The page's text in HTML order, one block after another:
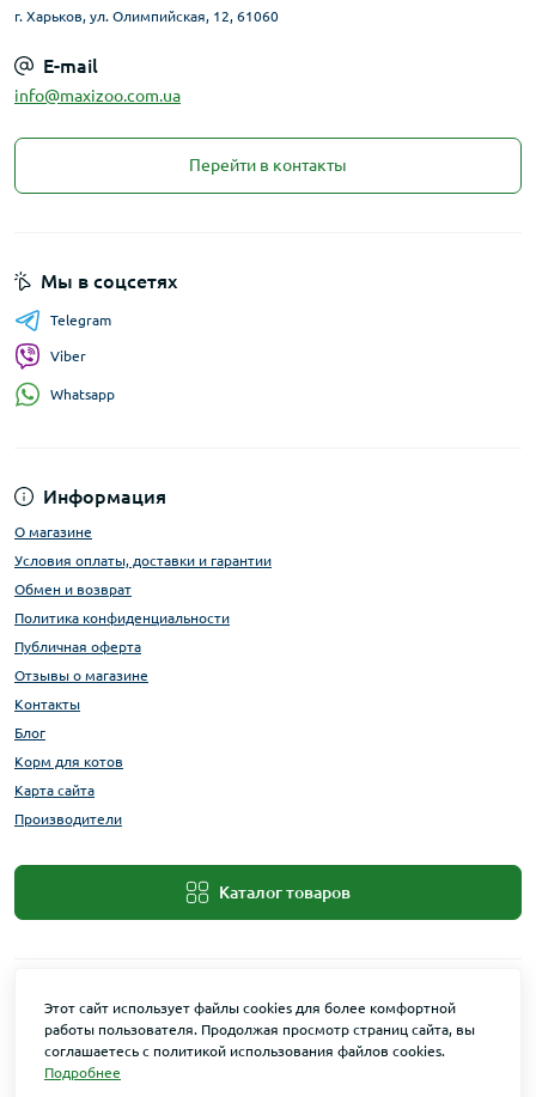
г. Харьков, ул. Олимпийская, 12, 61060
E-mail
info@maxizoo.com.ua
Перейти в контакты
Информация
О магазине
Условия оплаты, доставки и гарантии
Обмен и возврат
Политика конфиденциальности
Публичная оферта
Отзывы о магазине
Контакты
Блог
Корм для котов
Карта сайта
Производители
Каталог товаров
Мы в соцсетях
Telegram
Viber
Whatsapp
Этот сайт использует файлы cookies для более комфортной
работы пользователя. Продолжая просмотр страниц сайта, вы
соглашаетесь с политикой использования файлов cookies.
Подробнее